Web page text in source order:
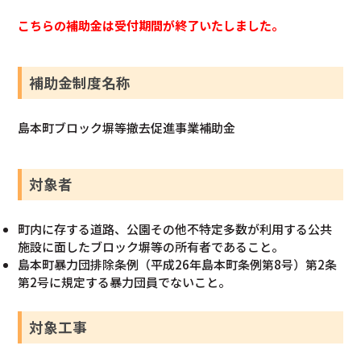
こちらの補助金は受付期間が終了いたしました。
補助金制度名称
島本町ブロック塀等撤去促進事業補助金
対象者
町内に存する道路、公園その他不特定多数が利用する公共
施設に面したブロック塀等の所有者であること。
島本町暴力団排除条例（平成26年島本町条例第8号）第2条
第2号に規定する暴力団員でないこと。
対象工事